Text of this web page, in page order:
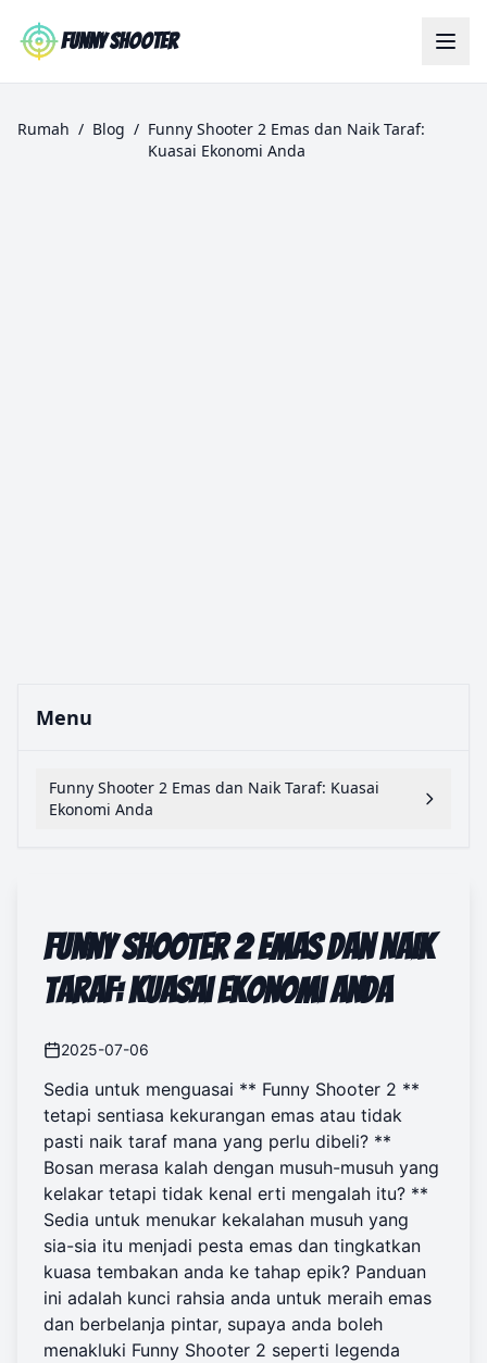
Funny Shooter
Rumah / Blog / Funny Shooter 2 Emas dan Naik Taraf:
Kuasai Ekonomi Anda
Menu
Funny Shooter 2 Emas dan Naik Taraf: Kuasai
Ekonomi Anda
Funny Shooter 2 Emas dan Naik
Taraf: Kuasai Ekonomi Anda
2025-07-06
Sedia untuk menguasai ** Funny Shooter 2 **
tetapi sentiasa kekurangan emas atau tidak
pasti naik taraf mana yang perlu dibeli? **
Bosan merasa kalah dengan musuh-musuh yang
kelakar tetapi tidak kenal erti mengalah itu? **
Sedia untuk menukar kekalahan musuh yang
sia-sia itu menjadi pesta emas dan tingkatkan
kuasa tembakan anda ke tahap epik? Panduan
ini adalah kunci rahsia anda untuk meraih emas
dan berbelanja pintar, supaya anda boleh
menakluki Funny Shooter 2 seperti legenda